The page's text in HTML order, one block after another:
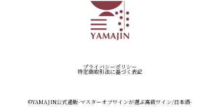
プライバシーポリシー
特定商取引法に基づく表記
©︎YAMAJIN公式通販-マスターオブワインが選ぶ高級ワイン/日本酒-